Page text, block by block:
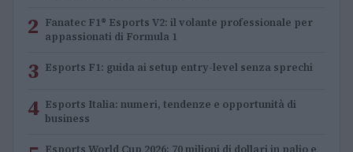
2 Fanatec F1® Esports V2: il volante professionale per
appassionati di Formula 1
3 Esports F1: guida ai setup entry-level senza sprechi
4 Esports Italia: numeri, tendenze e opportunità di
business